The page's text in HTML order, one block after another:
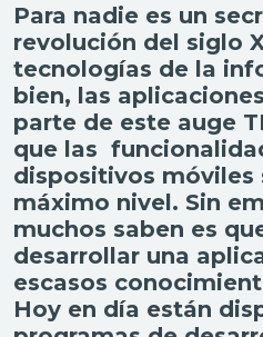
Para nadie es un
revolución del siglo
tecnologías de la
bien, las
parte de este auge
que las
dispositivos móviles
máximo nivel. Sin
muchos saben es
desarrollar una
escasos
Hoy en día están